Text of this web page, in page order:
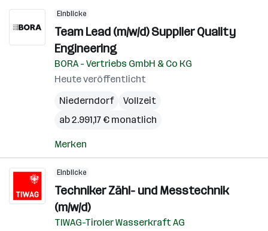
Einblicke
Team Lead (m/w/d) Supplier Quality
Engineering
BORA - Vertriebs GmbH & Co KG
Heute veröffentlicht
Niederndorf
Vollzeit
ab 2.991,17 € monatlich
Merken
Einblicke
Techniker Zähl- und Messtechnik
(m/w/d)
TIWAG-Tiroler Wasserkraft AG